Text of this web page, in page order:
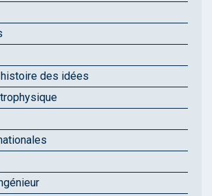
des idées